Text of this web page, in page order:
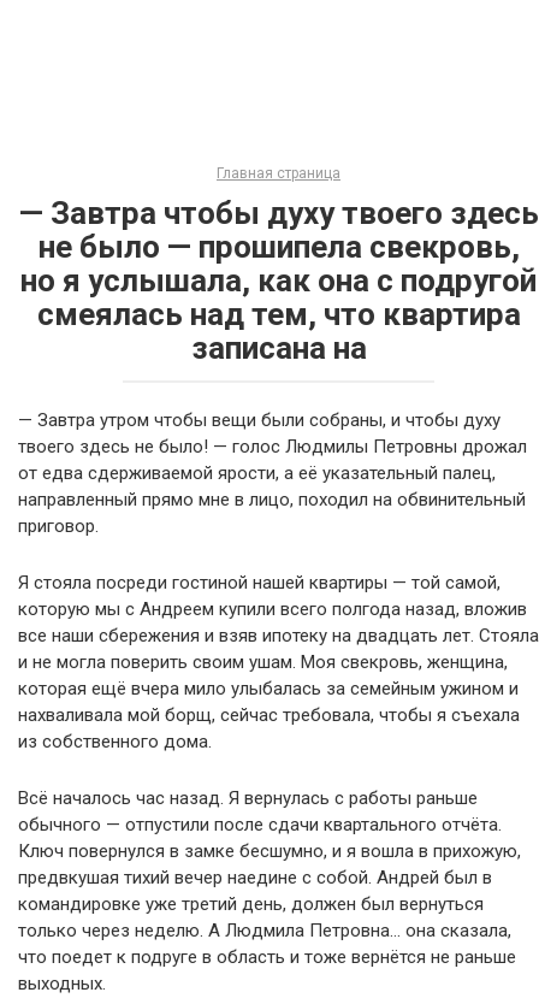
Главная страница
— Завтра чтобы духу твоего здесь
не было — прошипела свекровь,
но я услышала, как она с подругой
смеялась над тем, что квартира
записана на
— Завтра утром чтобы вещи были собраны, и чтобы духу
твоего здесь не было! — голос Людмилы Петровны дрожал
от едва сдерживаемой ярости, а её указательный палец,
направленный прямо мне в лицо, походил на обвинительный
приговор.
Я стояла посреди гостиной нашей квартиры — той самой,
которую мы с Андреем купили всего полгода назад, вложив
все наши сбережения и взяв ипотеку на двадцать лет. Стояла
и не могла поверить своим ушам. Моя свекровь, женщина,
которая ещё вчера мило улыбалась за семейным ужином и
нахваливала мой борщ, сейчас требовала, чтобы я съехала
из собственного дома.
Всё началось час назад. Я вернулась с работы раньше
обычного — отпустили после сдачи квартального отчёта.
Ключ повернулся в замке бесшумно, и я вошла в прихожую,
предвкушая тихий вечер наедине с собой. Андрей был в
командировке уже третий день, должен был вернуться
только через неделю. А Людмила Петровна… она сказала,
что поедет к подруге в область и тоже вернётся не раньше
выходных.